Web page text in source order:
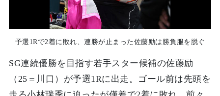
予選1Rで2着に敗れ、連勝が止まった佐藤励は勝負服を脱ぐ
SG連続優勝を目指す若手スター候補の佐藤励
（25＝川口）が予選1Rに出走。ゴール前は先頭を